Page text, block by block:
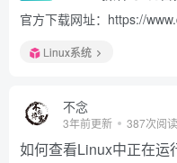
官方下载网址：https://
Linux系统
不念
3年前更新 387次阅读
如何查看Linux中正在运